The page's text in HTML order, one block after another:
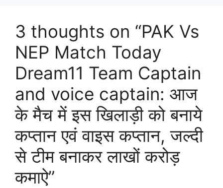
3 thoughts on “PAK Vs
NEP Match Today
Dream11 Team Captain
and voice captain: आज
के मैच में इस खिलाड़ी को बनाये
कप्तान एवं वाइस कप्तान, जल्दी
से टीम बनाकर लाखों करोड़
कमाऐ”